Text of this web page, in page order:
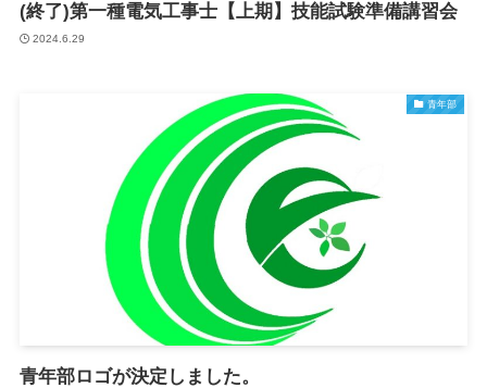
(終了)第一種電気工事士【上期】技能試験準備講習会
2024.6.29
青年部
青年部ロゴが決定しました。